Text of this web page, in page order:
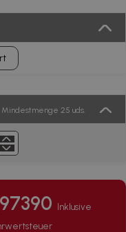
Mindestmenge 25 uds.
Inklusive